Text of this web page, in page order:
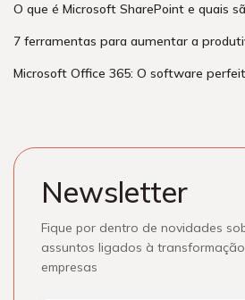
O que é Microsoft SharePoint e quais
7 ferramentas para aumentar a
Microsoft Office 365: O software
Newsletter
Fique por dentro de novidades
assuntos ligados à
empresas